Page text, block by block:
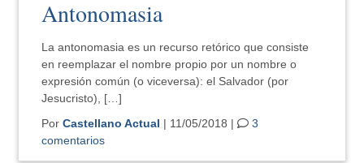
Antonomasia
La antonomasia es un recurso retórico que consiste
en reemplazar el nombre propio por un nombre o
expresión común (o viceversa): el Salvador (por
Jesucristo), […]
PorCastellano Actual | 11/05/2018 |
3
comentarios